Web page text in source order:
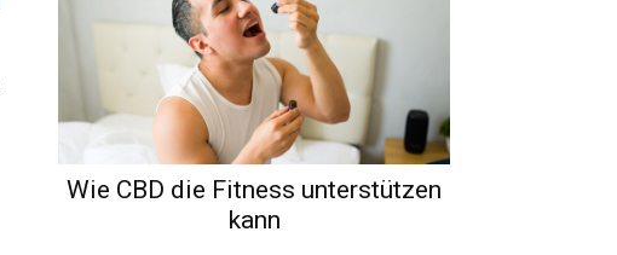
Wie CBD die Fitness unterstützen
kann